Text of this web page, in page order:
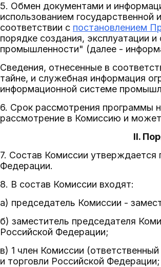
5. Обмен документами и
использованием
соответствии с постановлением
порядке создания, эксплуатации
промышленности" (далее -
Сведения, отнесенные в
тайне, и служебная информация
информационной системе
6. Срок рассмотрения программы
рассмотрение в Комиссию и
II.
7. Состав Комиссии
Федерации.
8. В состав Комиссии входят:
а) председатель Комиссии -
б) заместитель председателя
Российской Федерации;
в) 1 член Комиссии
и торговли Российской Федерации;